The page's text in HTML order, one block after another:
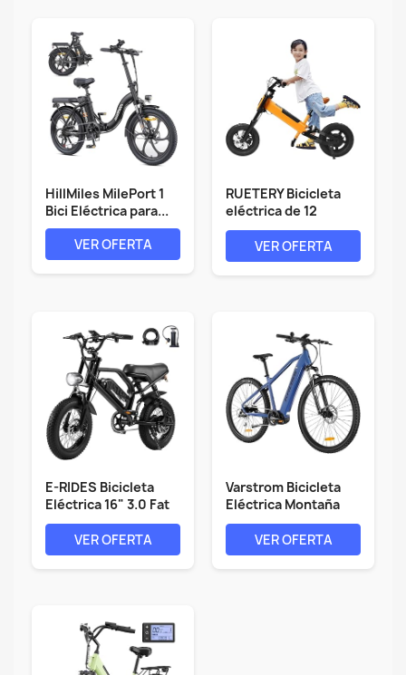
HillMiles MilePort 1
Bici Eléctrica para...
VER OFERTA
RUETERY Bicicleta
eléctrica de 12
pulgadas a...
VER OFERTA
E-RIDES Bicicleta
Eléctrica 16" 3.0 Fat
Tire,...
VER OFERTA
Varstrom Bicicleta
Eléctrica Montaña
Adultos -...
VER OFERTA